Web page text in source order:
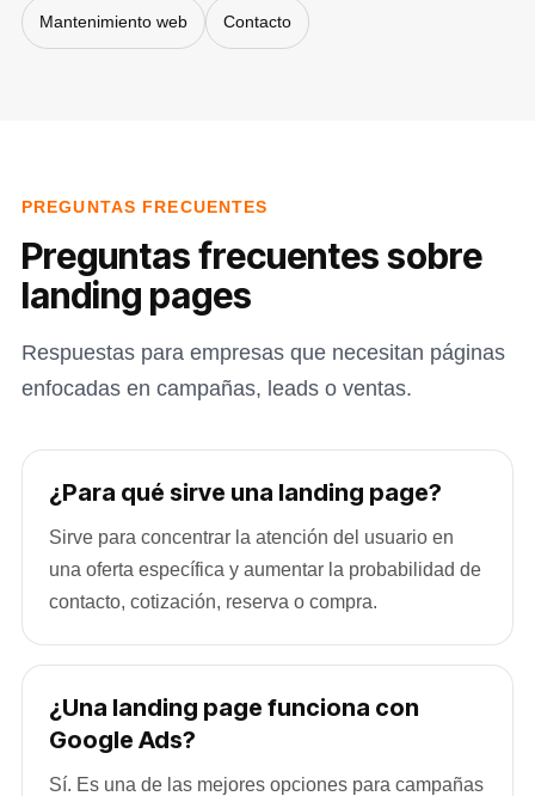
Mantenimiento web Contacto
PREGUNTAS FRECUENTES
Preguntas frecuentes sobre
landing pages
Respuestas para empresas que necesitan páginas
enfocadas en campañas, leads o ventas.
¿Para qué sirve una landing page?
Sirve para concentrar la atención del usuario en
una oferta específica y aumentar la probabilidad de
contacto, cotización, reserva o compra.
¿Una landing page funciona con
Google Ads?
Sí. Es una de las mejores opciones para campañas